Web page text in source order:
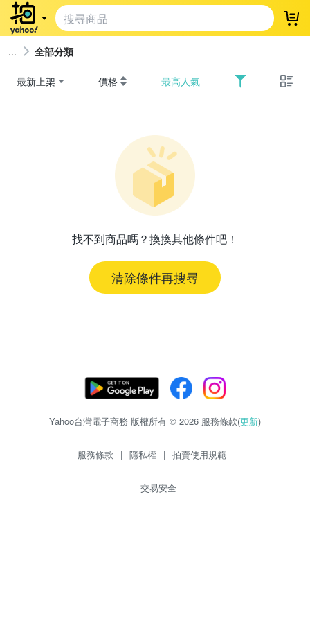
登
全部分類
最新上架 價格 最高人氣
找不到商品嗎？換換其他條件吧！
清除條件再搜尋
Yahoo台灣電子商務 版權所有 © 2026 服務條款(更新)
服務條款 | 隱私權 | 拍賣使用規範
交易安全